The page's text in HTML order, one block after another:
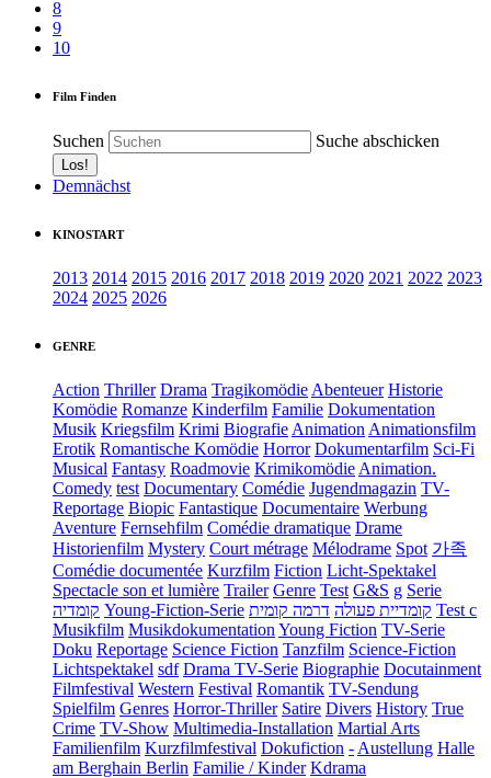
8
9
10
Film Finden
Suchen Suche abschicken
Demnächst
KINOSTART
2013 2014 2015 2016 2017 2018 2019 2020 2021 2022 2023
2024 2025 2026
GENRE
Action Thriller Drama Tragikomödie Abenteuer Historie
Komödie Romanze Kinderfilm Familie Dokumentation
Musik Kriegsfilm Krimi Biografie Animation Animationsfilm
Erotik Romantische Komödie Horror Dokumentarfilm Sci-Fi
Musical Fantasy Roadmovie Krimikomödie Animation.
Comedy test Documentary Comédie Jugendmagazin TV-
Reportage Biopic Fantastique Documentaire Werbung
Aventure Fernsehfilm Comédie dramatique Drame
Historienfilm Mystery Court métrage Mélodrame Spot 가족
Comédie documentée Kurzfilm Fiction Licht-Spektakel
Spectacle son et lumière Trailer Genre Test G&S g Serie
קומדיה Young-Fiction-Serie קומדיית פעולה דרמה קומית
Test c
Musikfilm Musikdokumentation Young Fiction TV-Serie
Doku Reportage Science Fiction Tanzfilm Science-Fiction
Lichtspektakel sdf Drama TV-Serie Biographie Docutainment
Filmfestival Western Festival Romantik TV-Sendung
Spielfilm Genres Horror-Thriller Satire Divers History True
Crime TV-Show Multimedia-Installation Martial Arts
Familienfilm Kurzfilmfestival Dokufiction - Austellung Halle
am Berghain Berlin Familie / Kinder Kdrama